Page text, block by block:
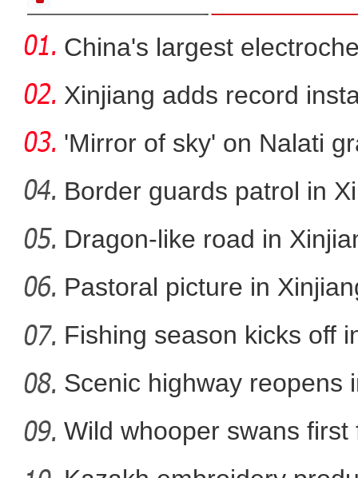
阿克苏好地方·旅游篇——
China's largest
storag
Xinjiang adds record
cap
'Mirror of sky' on Nalati
Border guards patrol in
Dragon-like road in
Pastoral picture in
Fishing season kicks off
Scenic highway reopens
Wild whooper swans